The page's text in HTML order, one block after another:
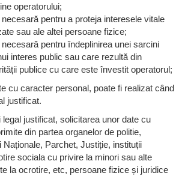
operatorului;
pentru a proteja interesele vitale
sau ale altei persoane fizice;
pentru îndeplinirea unei sarcini
interes public sau care rezultă din
publice cu care este învestit operatorul;
cu caracter personal, poate fi realizat când
justificat.
justificat, solicitarea unor date cu
din partea organelor de politie,
Naționale, Parchet, Justiție, instituții
sociala cu privire la minori sau alte
la ocrotire, etc, persoane fizice și juridice